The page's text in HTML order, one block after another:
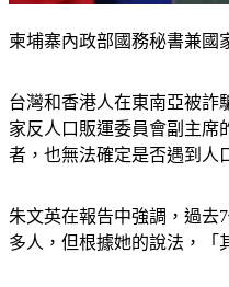
柬埔寨內政部國務秘書兼國
台灣和香港人在東南亞被詐
家反人口販運委員會副主席
者，也無法確定是否遇到人
朱文英在報告中強調，過去
多人，但根據她的說法，「